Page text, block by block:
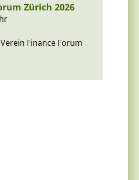
Zürich 2026
Verein Finance Forum